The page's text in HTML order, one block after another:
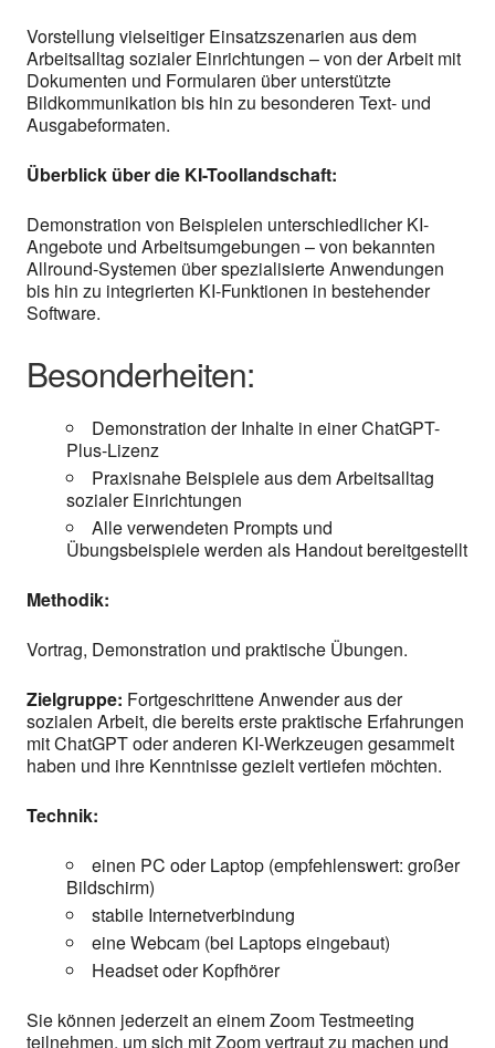
Vorstellung vielseitiger Einsatzszenarien aus dem
Arbeitsalltag sozialer Einrichtungen – von der Arbeit mit
Dokumenten und Formularen über unterstützte
Bildkommunikation bis hin zu besonderen Text- und
Ausgabeformaten.
Überblick über die KI-Toollandschaft:
Demonstration von Beispielen unterschiedlicher KI-
Angebote und Arbeitsumgebungen – von bekannten
Allround-Systemen über spezialisierte Anwendungen
bis hin zu integrierten KI-Funktionen in bestehender
Software.
Besonderheiten:
Demonstration der Inhalte in einer ChatGPT-
Plus-Lizenz
Praxisnahe Beispiele aus dem Arbeitsalltag
sozialer Einrichtungen
Alle verwendeten Prompts und
Übungsbeispiele werden als Handout bereitgestellt
Methodik:
Vortrag, Demonstration und praktische Übungen.
Zielgruppe: Fortgeschrittene Anwender aus der
sozialen Arbeit, die bereits erste praktische Erfahrungen
mit ChatGPT oder anderen KI-Werkzeugen gesammelt
haben und ihre Kenntnisse gezielt vertiefen möchten.
Technik:
einen PC oder Laptop (empfehlenswert: großer
Bildschirm)
stabile Internetverbindung
eine Webcam (bei Laptops eingebaut)
Headset oder Kopfhörer
Sie können jederzeit an einem Zoom Testmeeting
teilnehmen, um sich mit Zoom vertraut zu machen und